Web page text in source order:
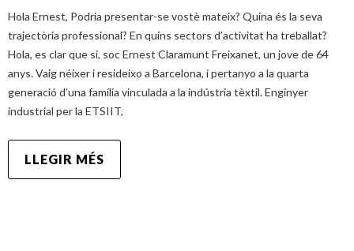
Hola Ernest, Podria presentar-se vostè mateix? Quina és la seva
trajectòria professional? En quins sectors d’activitat ha treballat?
Hola, es clar que si, soc Ernest Claramunt Freixanet, un jove de 64
anys. Vaig néixer i resideixo a Barcelona, i pertanyo a la quarta
generació d’una família vinculada a la indústria tèxtil. Enginyer
industrial per la ETSIIT,
LLEGIR MÉS